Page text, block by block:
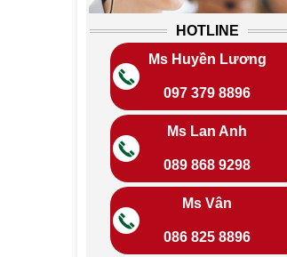
HOTLINE
Ms Huyền Lương
097 379 8896
Ms Lan Anh
089 868 9298
Ms Vân
086 825 8896